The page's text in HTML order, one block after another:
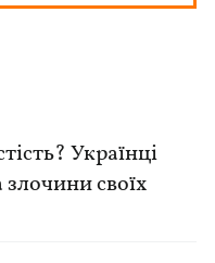
Українці
своїх